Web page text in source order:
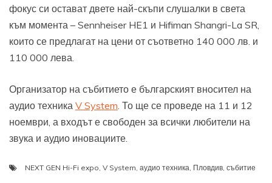
фокус си остават двете най-скъпи слушалки в света
към момента – Sennheiser HE1 и Hifiman Shangri-La SR,
които се предлагат на цени от съответно 140 000 лв. и
110 000 лева.
Организатор на събитието е българският вносител на
аудио техника V System . То ще се проведе на 11 и 12
ноември, а входът е свободен за всички любители на
звука и аудио иновациите.
NEXT GEN Hi-Fi expo V System аудио техника Пловдив събитие